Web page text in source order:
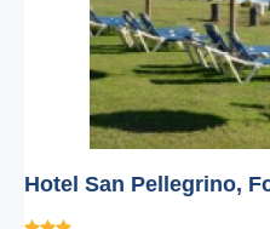
Hotel San Pellegrino,